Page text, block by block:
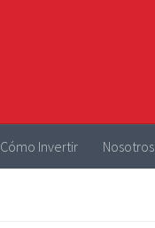
Cómo Invertir Nosotros